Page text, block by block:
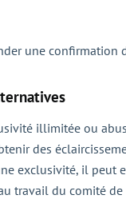
une
illimitée ou
des
exclusivité, il
travail du comité de